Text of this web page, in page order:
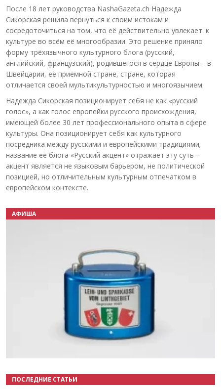
После 18 лет руководства NashaGazeta.ch Надежда
Сикорская решила вернуться к своим истокам и
сосредоточиться на том, что её действительно увлекает: к
культуре во всём её многообразии. Это решение приняло
форму трёхязычного культурного блога (русский,
английский, французский), родившегося в сердце Европы – в
Швейцарии, её приёмной стране, стране, которая
отличается своей мультикультурностью и многоязычием.
Надежда Сикорская позиционирует себя не как «русский
голос», а как голос европейки русского происхождения,
имеющей более 30 лет профессионального опыта в сфере
культуры. Она позиционирует себя как культурного
посредника между русскими и европейскими традициями;
название её блога «Русский акцент» отражает эту суть –
акцент является не языковым барьером, не политической
позицией, но отличительным культурным отпечатком в
европейском контексте.
АФИША
ПОСЛЕДНИЕ СТАТЬИ